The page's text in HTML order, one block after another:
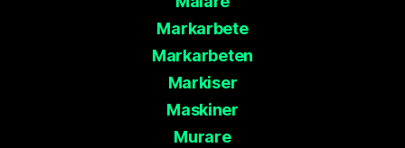
Markarbete
Markarbeten
Markiser
Maskiner
Murare